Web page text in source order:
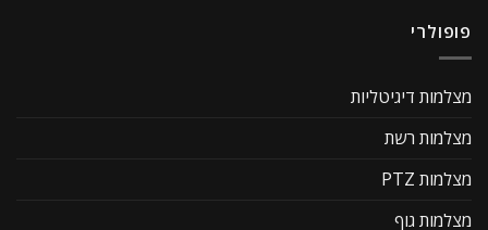
פופולרי
מצלמות דיגיטליות
מצלמות רשת
מצלמות PTZ
מצלמות גוף